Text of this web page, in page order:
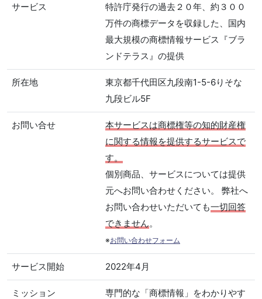
サービス
特許庁発行の過去２０年、約３００
万件の商標データを収録した、国内
最大規模の商標情報サービス『ブラ
ンドテラス』の提供
所在地
東京都千代田区九段南1-5-6りそな
九段ビル5F
お問い合せ
本サービスは商標権等の知的財産権
に関する情報を提供するサービスで
す。
個別商品、サービスについては提供
元へお問い合わせください。 弊社へ
お問い合わせいただいても一切回答
できません。
※お問い合わせフォーム
サービス開始 2022年4月
ミッション
専門的な「商標情報」をわかりやす